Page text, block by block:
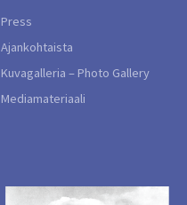
Press
Ajankohtaista
Kuvagalleria – Photo Gallery
Mediamateriaali